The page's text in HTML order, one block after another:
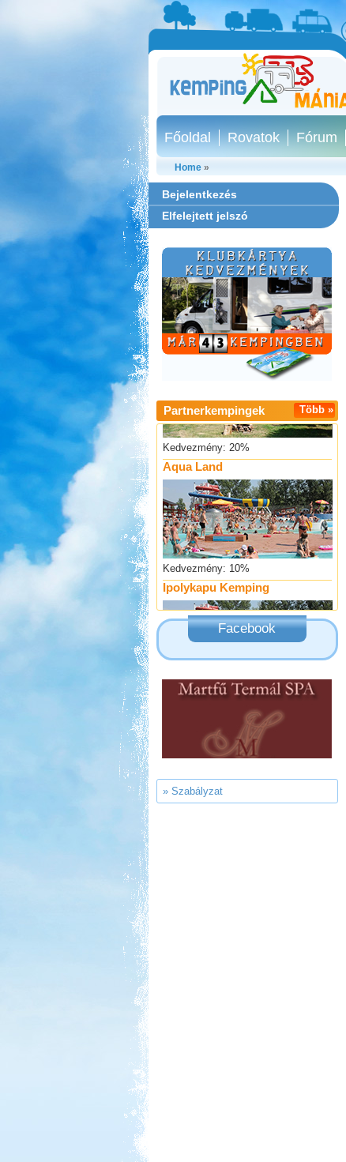
Főoldal Rovatok Fórum
Home»
Bejelentkezés
Elfelejtett jelszó
Több »
Partnerkempingek
Szentkút Kemping
Kedvezmény: 20%
Aqua Land
Kedvezmény: 10%
Ipolykapu Kemping
Castrum Gyógykemping és
Facebook
» Szabályzat